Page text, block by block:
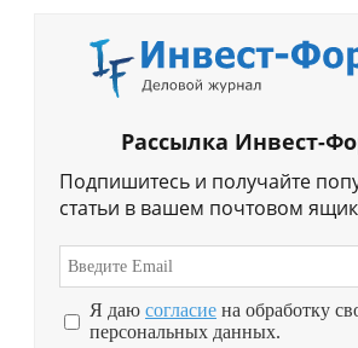
Рассылка Инвест-
Подпишитесь и получайте
статьи в вашем почтовом
Я даю согласие на обработку
персональных данных.